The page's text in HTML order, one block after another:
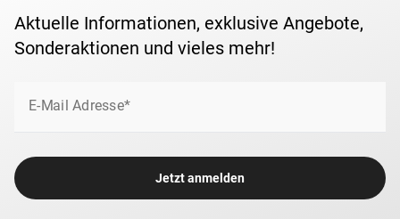
Aktuelle Informationen, exklusive Angebote,
Sonderaktionen und vieles mehr!
E-Mail Adresse*
Jetzt anmelden